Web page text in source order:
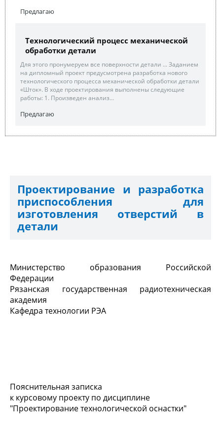
Предлагаю
Технологический процесс механической
обработки детали
Для этого пронумеруем все поверхности детали ... Заданием
на дипломный проект предусмотрена разработка нового
технологического процесса механической обработки детали
«Шток». В ходе проектирования выполнены следующие
работы: 1. Произведен анализ...
Предлагаю
Проектирование и разработка
приспособления для
изготовления отверстий в
детали
Министерство образования Российской
Федерации
Рязанская государственная радиотехническая
академия
Кафедра технологии РЭА
Пояснительная записка
к курсовому проекту по дисциплине
"Проектирование технологической оснастки"